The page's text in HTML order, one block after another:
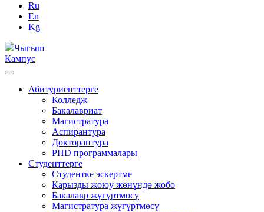
Ru
En
Kg
Чыгыш
Кампус
Абитуриенттерге
Колледж
Бакалавриат
Магистратура
Аспирантура
Докторантура
PHD программалары
Студенттерге
Студентке эскертме
Карызды жоюу жөнүндө жобо
Бакалавр жүгүртмөсү
Магистратура жүгүртмөсү